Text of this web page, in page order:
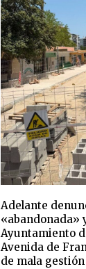
Adelante
«abandonada»
Ayuntamiento
Avenida de
de mala gestión